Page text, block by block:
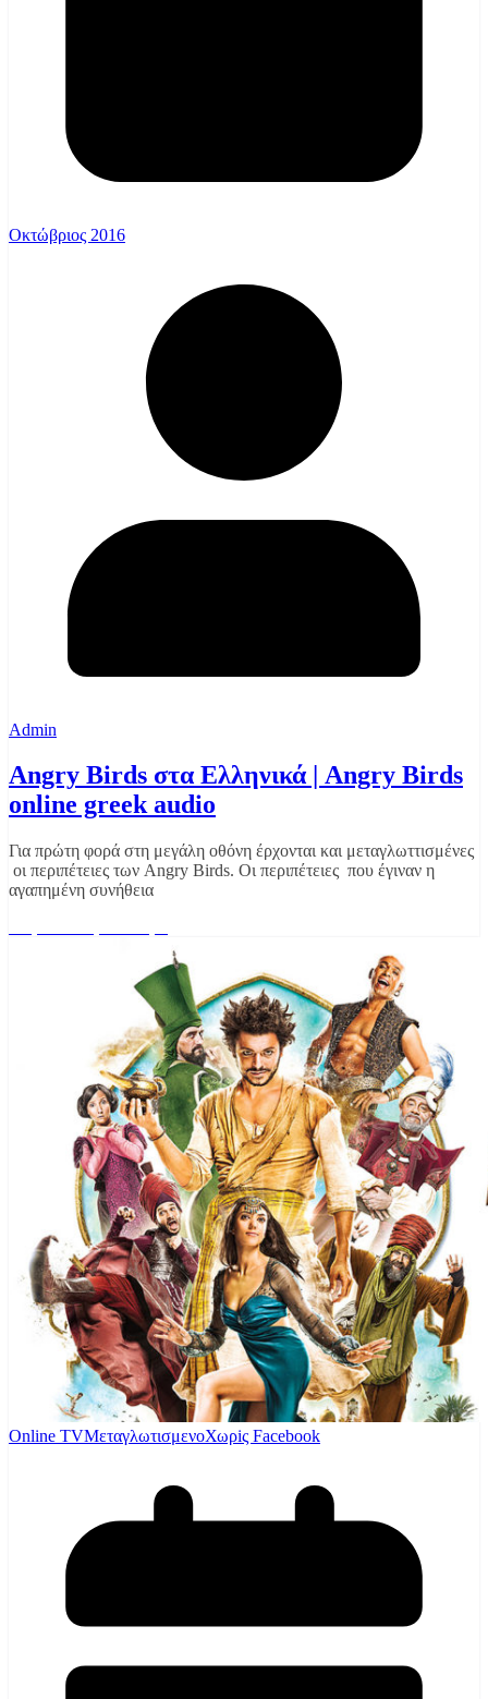
Οκτώβριος 2016
Admin
Angry Birds στα Ελληνικά | Angry Birds
online greek audio
Για πρώτη φορά στη μεγάλη οθόνη έρχονται και μεταγλωττισμένες
οι περιπέτειες των Angry Birds. Οι περιπέτειες που έγιναν η
αγαπημένη συνήθεια
Online TVΜεταγλωτισμενοΧωρiς Facebook